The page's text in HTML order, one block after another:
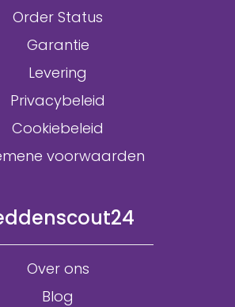
Order Status
Garantie
Levering
Privacybeleid
Cookiebeleid
voorwaarden
Over ons
Blog